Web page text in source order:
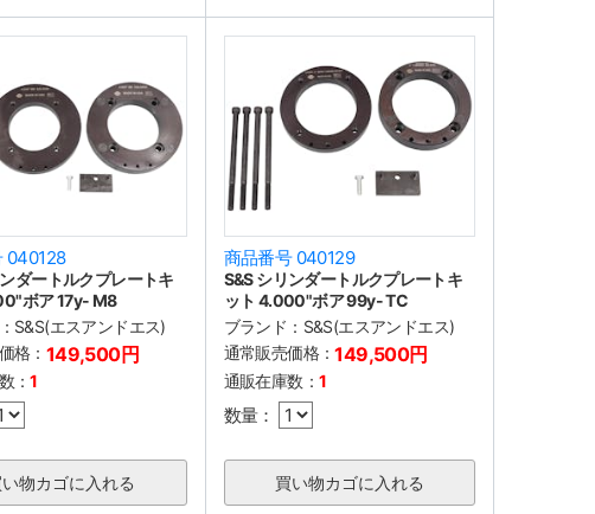
040128
ダートルクプレートキ
ボア 17y- M8
S&S(エスアンドエス)
格： 149,500円
：1
商品番号 040129
S&S シリンダートルクプレートキ
ット 4.000"ボア 99y- TC
ブランド： S&S(エスアンドエス)
通常販売価格：149,500円
通販在庫数： 1
数量：